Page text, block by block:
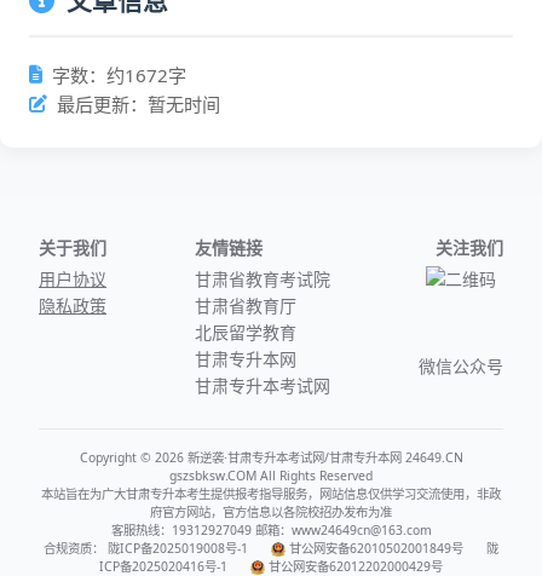
字数：约1672字
最后更新：暂无时间
关于我们
用户协议
隐私政策
友情链接
甘肃省教育考试院
甘肃省教育厅
北辰留学教育
甘肃专升本网
甘肃专升本考试网
关注我们
微信公众号
Copyright © 2026 新逆袭·甘肃专升本考试网/甘肃专升本网 24649.CN
gszsbksw.COM All Rights Reserved
本站旨在为广大甘肃专升本考生提供报考指导服务，网站信息仅供学习交流使用，非政
府官方网站，官方信息以各院校招办发布为准
客服热线：19312927049 邮箱：www24649cn@163.com
合规资质：
陇ICP备2025019008号-1 甘公网安备62010502001849号
陇
ICP备2025020416号-1
甘公网安备62012202000429号